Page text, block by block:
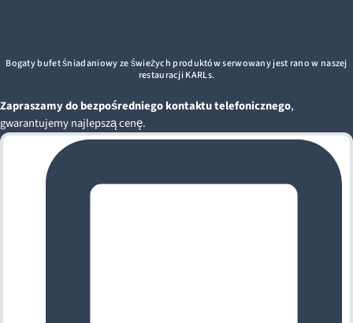
Bogaty bufet śniadaniowy ze świeżych produktów serwowany jest rano w naszej
restauracji KARLs.
Zapraszamy do bezpośredniego kontaktu telefonicznego,
gwarantujemy najlepszą cenę.